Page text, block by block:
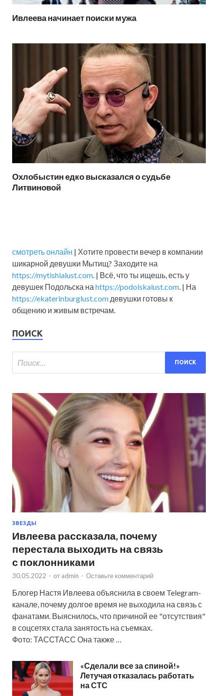
Ивлеева начинает поиски мужа
Охлобыстин едко высказался о судьбе
Литвиновой
смотреть онлайн | Хотите провести вечер в компании
шикарной девушки Мытищ? Заходите на
https://mytishialust.com . | Всё, что ты ищешь, есть у
девушек Подольска на https://podolskalust.com . | На
https://ekaterinburglust.com девушки готовы к
общению и живым встречам.
ПОИСК
ЗВЕЗДЫ
Ивлеева рассказала, почему
перестала выходить на связь
с поклонниками
30.05.2022 - от admin - Оставьте комментарий
Блогер Настя Ивлеева объяснила в своем Telegram-
канале, почему долгое время не выходила на связь с
фанатами. Выяснилось, что причиной ее "отсутствия"
в соцсетях стала занятость на съемках.
Фото: ТАССТАСС Она также …
«Сделали все за спиной!»
Летучая отказалась работать
на СТС